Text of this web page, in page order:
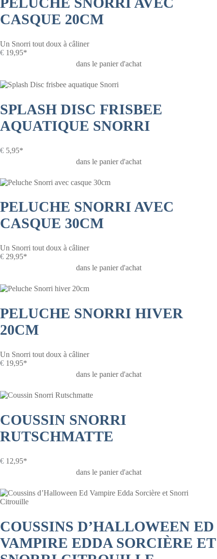
CASQUE 20CM
Un Snorri tout doux à câliner
€ 19,95*
dans le panier d'achat
SPLASH DISC FRISBEE
AQUATIQUE SNORRI
€ 5,95*
dans le panier d'achat
PELUCHE SNORRI AVEC
CASQUE 30CM
Un Snorri tout doux à câliner
€ 29,95*
dans le panier d'achat
PELUCHE SNORRI HIVER
20CM
Un Snorri tout doux à câliner
€ 19,95*
dans le panier d'achat
COUSSIN SNORRI
RUTSCHMATTE
€ 12,95*
dans le panier d'achat
COUSSINS D’HALLOWEEN ED
VAMPIRE EDDA SORCIÈRE ET